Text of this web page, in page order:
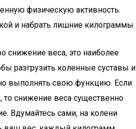
физическую активность.
и набрать лишние килограммы.
снижение веса, это наиболее
разгрузить коленные суставы и
выполнять свою функцию. Если
снижение веса существенно
Вдумайтесь сами, на колени